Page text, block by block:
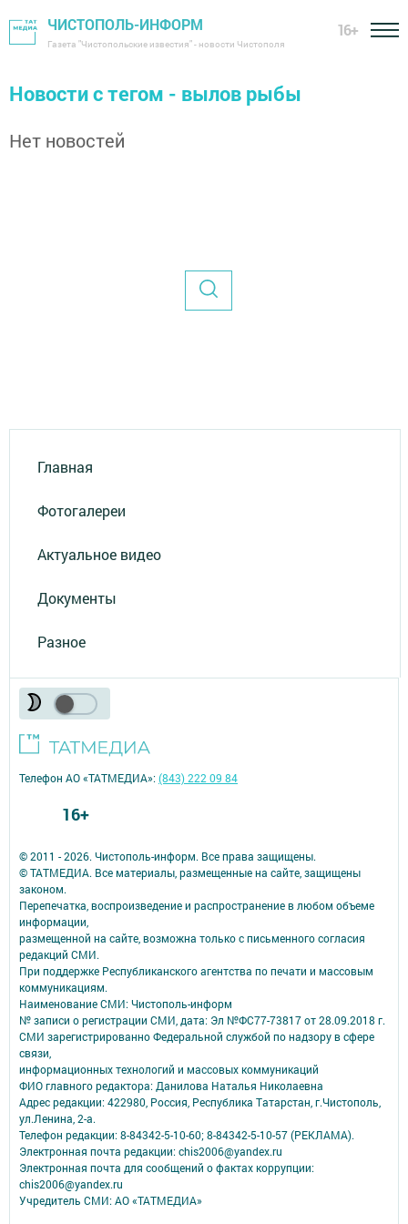
ЧИСТОПОЛЬ-ИНФОРМ
Газета "Чистопольские известия" - новости Чистополя
16+
Новости с тегом - вылов рыбы
Нет новостей
Главная
Фотогалереи
Актуальное видео
Документы
Разное
© 2011 - 2026. Чистополь-информ. Все права защищены.
© ТАТМЕДИА. Все материалы, размещенные на сайте, защищены
законом.
Перепечатка, воспроизведение и распространение в любом объеме
информации,
размещенной на сайте, возможна только с письменного согласия
редакций СМИ.
При поддержке Республиканского агентства по печати и массовым
коммуникациям.
Наименование СМИ: Чистополь-информ
№ записи о регистрации СМИ, дата: Эл №ФС77-73817 от 28.09.2018 г.
СМИ зарегистрированно Федеральной службой по надзору в сфере
связи,
информационных технологий и массовых коммуникаций
ФИО главного редактора: Данилова Наталья Николаевна
Адрес редакции: 422980, Россия, Республика Татарстан, г.Чистополь,
ул.Ленина, 2-а.
Телефон редакции: 8-84342-5-10-60; 8-84342-5-10-57 (РЕКЛАМА).
Электронная почта редакции: chis2006@yandex.ru
Электронная почта для сообщений о фактах коррупции:
chis2006@yandex.ru
Учредитель СМИ: АО «ТАТМЕДИА»
Телефон АО «ТАТМЕДИА»:(843) 222 09 84
16+